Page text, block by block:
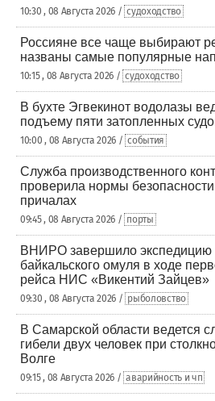
10:30 , 08 Августа 2026 / судоходство
Россияне все чаще выбирают
названы самые популярные
10:15 , 08 Августа 2026 / судоходство
В бухте Эгвекинот водолазы
подъему пяти затопленных
10:00 , 08 Августа 2026 / события
Служба производственного
проверила нормы
причалах
09:45 , 08 Августа 2026 / порты
ВНИРО завершило экспедицию
байкальского омуля в ходе
рейса НИС «Викентий Зайцев»
09:30 , 08 Августа 2026 / рыболовство
В Самарской области ведется
гибели двух человек при
Волге
09:15 , 08 Августа 2026 / аварийность и чп